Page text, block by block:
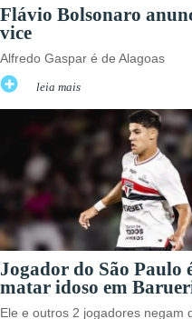
Flávio Bolsonaro
vice
Alfredo Gaspar é de Alagoas
leia mais
Jogador do São Paulo
matar idoso em
Ele e outros 2 jogadores negam